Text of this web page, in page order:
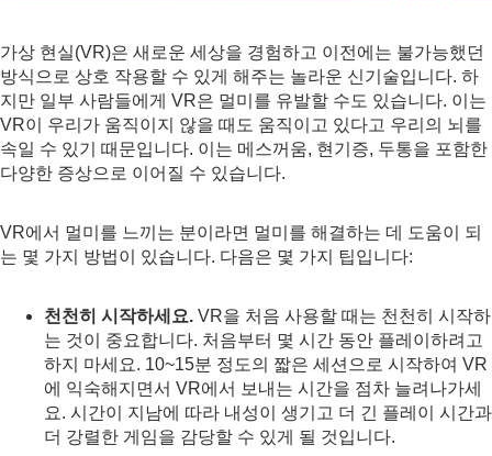
가상 현실(VR)은 새로운 세상을 경험하고 이전에는 불가능했던
방식으로 상호 작용할 수 있게 해주는 놀라운 신기술입니다. 하
지만 일부 사람들에게 VR은 멀미를 유발할 수도 있습니다. 이는
VR이 우리가 움직이지 않을 때도 움직이고 있다고 우리의 뇌를
속일 수 있기 때문입니다. 이는 메스꺼움, 현기증, 두통을 포함한
다양한 증상으로 이어질 수 있습니다.
VR에서 멀미를 느끼는 분이라면 멀미를 해결하는 데 도움이 되
는 몇 가지 방법이 있습니다. 다음은 몇 가지 팁입니다:
천천히 시작하세요. VR을 처음 사용할 때는 천천히 시작하
는 것이 중요합니다. 처음부터 몇 시간 동안 플레이하려고
하지 마세요. 10~15분 정도의 짧은 세션으로 시작하여 VR
에 익숙해지면서 VR에서 보내는 시간을 점차 늘려나가세
요. 시간이 지남에 따라 내성이 생기고 더 긴 플레이 시간과
더 강렬한 게임을 감당할 수 있게 될 것입니다.